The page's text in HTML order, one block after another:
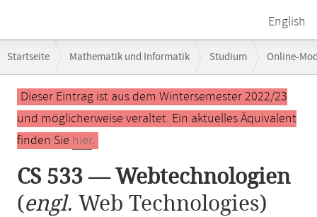
English
Navigation
Startseite Mathematik und Informatik Studium Online-
Hauptinhalt
Dieser Eintrag ist aus dem Wintersemester 2022/23
und möglicherweise veraltet. Ein aktuelles Äquivalent
finden Sie hier.
CS 533 — Webtechnologien
(engl. Web Technologies)